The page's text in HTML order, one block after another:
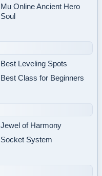
Mu Online Ancient Hero
Soul
Best Leveling Spots
Best Class for Beginners
Jewel of Harmony
Socket System